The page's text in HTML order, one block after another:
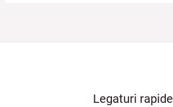
Legaturi rapide